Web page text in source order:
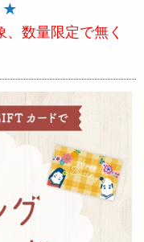
★
数量限定で無く